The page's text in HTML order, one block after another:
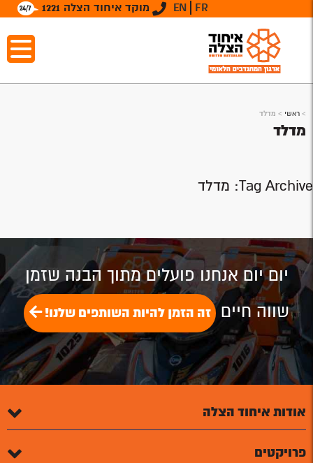
מוקד איחוד הצלה 1221 EN FR
> ראשי > מדלד
מדלד
Tag Archive: מדלד
יום יום אנחנו פועלים מתוך הבנה שזמן
שווה חיים זה הזמן להיות השותפים שלנו!
אודות איחוד הצלה
פרויקטים